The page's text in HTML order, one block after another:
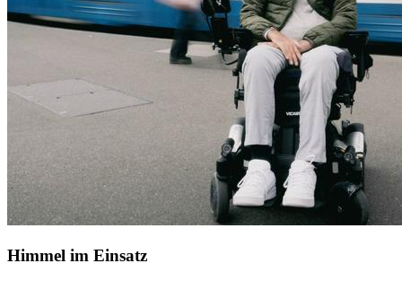
Himmel im Einsatz